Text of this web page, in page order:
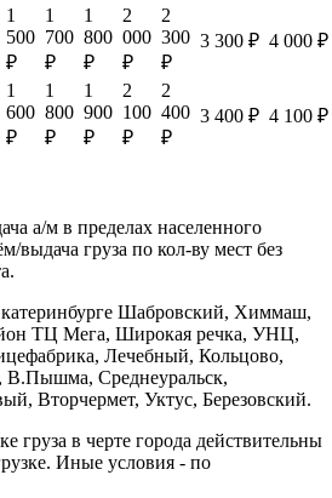
1
500
₽
1
700
₽
1
800
₽
2
000
₽
2
300
₽
3 300 ₽ 4 000 ₽
1
600
₽
1
800
₽
1
900
₽
2
100
₽
2
400
₽
3 400 ₽ 4 100 ₽
а/м в пределах населенного
выдача груза по кол-ву мест без
Шабровский, Химмаш,
ТЦ Мега, Широкая речка, УНЦ,
Лечебный, Кольцово,
В.Пышма, Среднеуральск,
Вторчермет, Уктус, Березовский.
груза в черте города действительны
Иные условия - по